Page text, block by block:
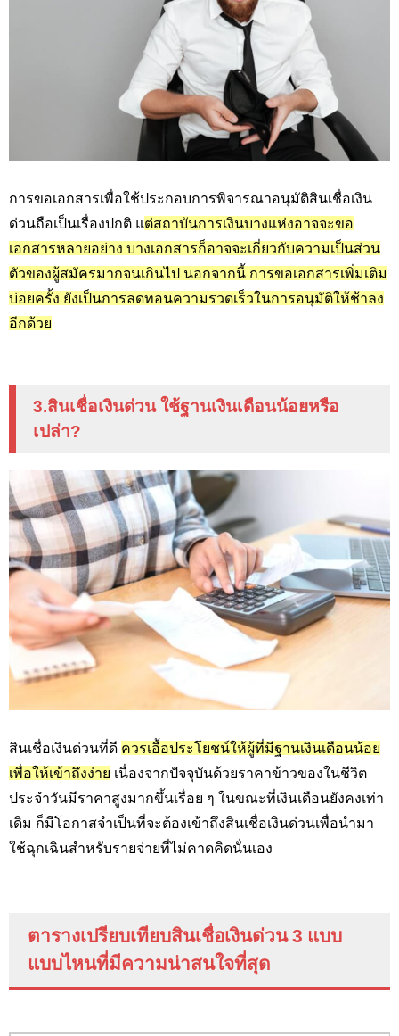
การขอเอกสารเพื่อใช้ประกอบการพิจารณาอนุมัติสินเชื่อเงิน
ด่วนถือเป็นเรื่องปกติ แต่สถาบันการเงินบางแห่งอาจจะขอ
เอกสารหลายอย่าง บางเอกสารก็อาจจะเกี่ยวกับความเป็นส่วน
ตัวของผู้สมัครมากจนเกินไป นอกจากนี้ การขอเอกสารเพิ่มเติม
บ่อยครั้ง ยังเป็นการลดทอนความรวดเร็วในการอนุมัติให้ช้าลง
อีกด้วย
3.สินเชื่อเงินด่วน ใช้ฐานเงินเดือนน้อยหรือ
เปล่า?
สินเชื่อเงินด่วนที่ดี ควรเอื้อประโยชน์ให้ผู้ที่มีฐานเงินเดือนน้อย
เพื่อให้เข้าถึงง่าย เนื่องจากปัจจุบันด้วยราคาข้าวของในชีวิต
ประจำวันมีราคาสูงมากขึ้นเรื่อย ๆ ในขณะที่เงินเดือนยังคงเท่า
เดิม ก็มีโอกาสจำเป็นที่จะต้องเข้าถึงสินเชื่อเงินด่วนเพื่อนำมา
ใช้ฉุกเฉินสำหรับรายจ่ายที่ไม่คาดคิดนั่นเอง
ตารางเปรียบเทียบสินเชื่อเงินด่วน 3 แบบ
แบบไหนที่มีความน่าสนใจที่สุด